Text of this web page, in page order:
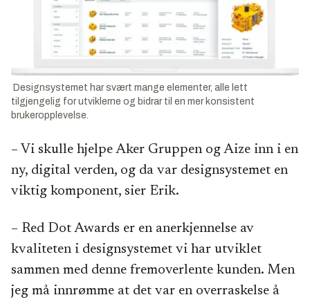
Designsystemet har svært mange elementer, alle lett
tilgjengelig for utviklerne og bidrar til en mer konsistent
brukeropplevelse.
– Vi skulle hjelpe Aker Gruppen og Aize inn i en
ny, digital verden, og da var designsystemet en
viktig komponent, sier Erik.
– Red Dot Awards er en anerkjennelse av
kvaliteten i designsystemet vi har utviklet
sammen med denne fremoverlente kunden. Men
jeg må innrømme at det var en overraskelse å